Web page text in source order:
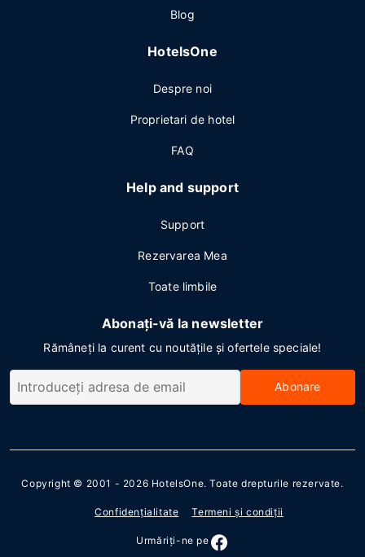
Blog
HotelsOne
Despre noi
Proprietari de hotel
FAQ
Help and support
Support
Rezervarea Mea
Toate limbile
Abonați-vă la newsletter
Rămâneți la curent cu noutățile și ofertele speciale!
Abonare
Copyright © 2001 - 2026 HotelsOne. Toate drepturile rezervate.
Confidenţialitate Termeni şi condiţii
Urmăriţi-ne pe